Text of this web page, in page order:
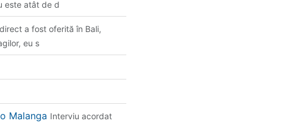
este atât de d
a fost oferită în Bali,
eu s
Malanga Interviu acordat